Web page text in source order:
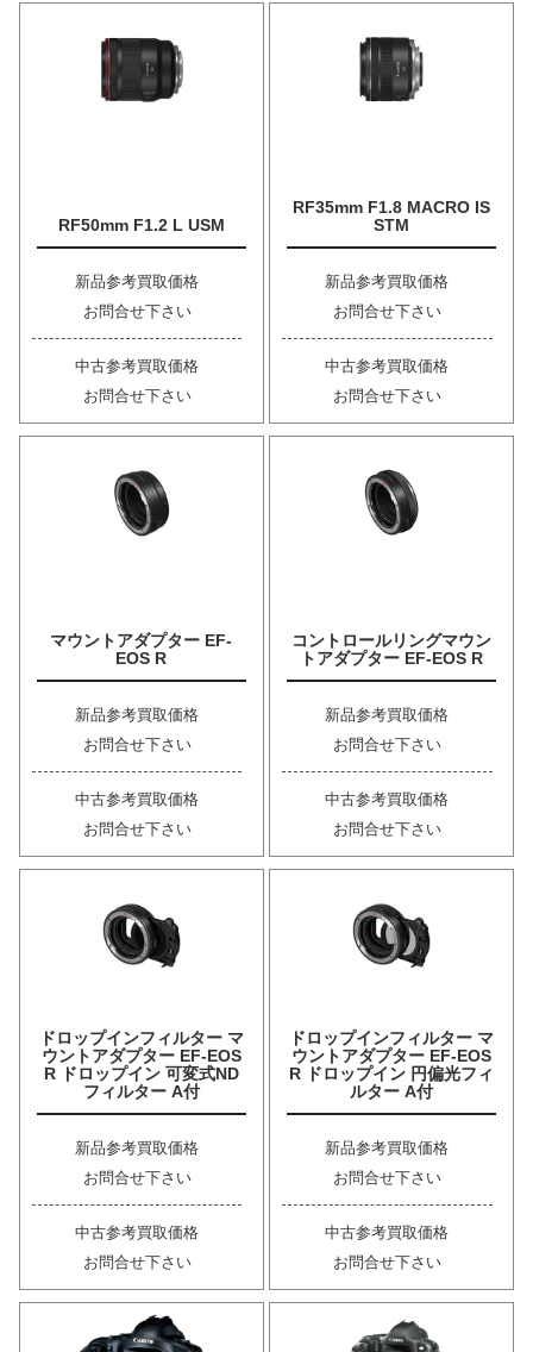
RF50mm F1.2 L USM
新品参考買取価格
お問合せ下さい
中古参考買取価格
お問合せ下さい
RF35mm F1.8 MACRO IS
STM
新品参考買取価格
お問合せ下さい
中古参考買取価格
お問合せ下さい
マウントアダプター EF-
EOS R
新品参考買取価格
お問合せ下さい
中古参考買取価格
お問合せ下さい
コントロールリングマウン
トアダプター EF-EOS R
新品参考買取価格
お問合せ下さい
中古参考買取価格
お問合せ下さい
ドロップインフィルター マ
ウントアダプター EF-EOS
R ドロップイン 可変式ND
フィルター A付
新品参考買取価格
お問合せ下さい
中古参考買取価格
お問合せ下さい
ドロップインフィルター マ
ウントアダプター EF-EOS
R ドロップイン 円偏光フィ
ルター A付
新品参考買取価格
お問合せ下さい
中古参考買取価格
お問合せ下さい